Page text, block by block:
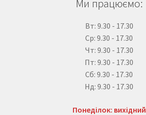
Ми працюємо:
Вт: 9.30 - 17.30
Ср: 9.30 - 17.30
Чт: 9.30 - 17.30
Пт: 9.30 - 17.30
Сб: 9.30 - 17.30
Нд: 9.30 - 17.30
Понеділок: вихідний